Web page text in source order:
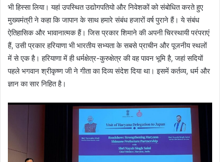
भी हिस्सा लिया। यहां उपस्थित उद्योगपतियो और निवेशकों को संबोधित करते हुए
मुख्यमंत्री ने कहा कि जापान के साथ हमारे संबंध हजारों वर्ष पुराने हैं। ये संबंध
ऐतिहासिक और भावानात्मक हैं। जिस प्रकार शिमाने की अपनी चिरस्थायी परंपराएं
हैं, उसी प्रकार हरियाणा भी भारतीय सभ्यता के सबसे प्राचीन और पूजनीय स्थलों
में से एक है। हरियाणा में ही धर्मक्षेत्र-कुरुक्षेत्र की वह पावन भूमि है, जहां सदियों
पहले भगवान श्रीकृष्ण जी ने गीता का दिव्य संदेश दिया था। इसमें कर्तव्य, धर्म और
ज्ञान का सार निहित है।